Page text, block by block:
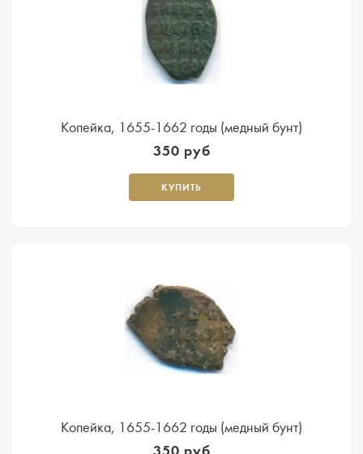
Копейка, 1655-1662 годы (медный бунт)
350 руб
КУПИТЬ
Копейка, 1655-1662 годы (медный бунт)